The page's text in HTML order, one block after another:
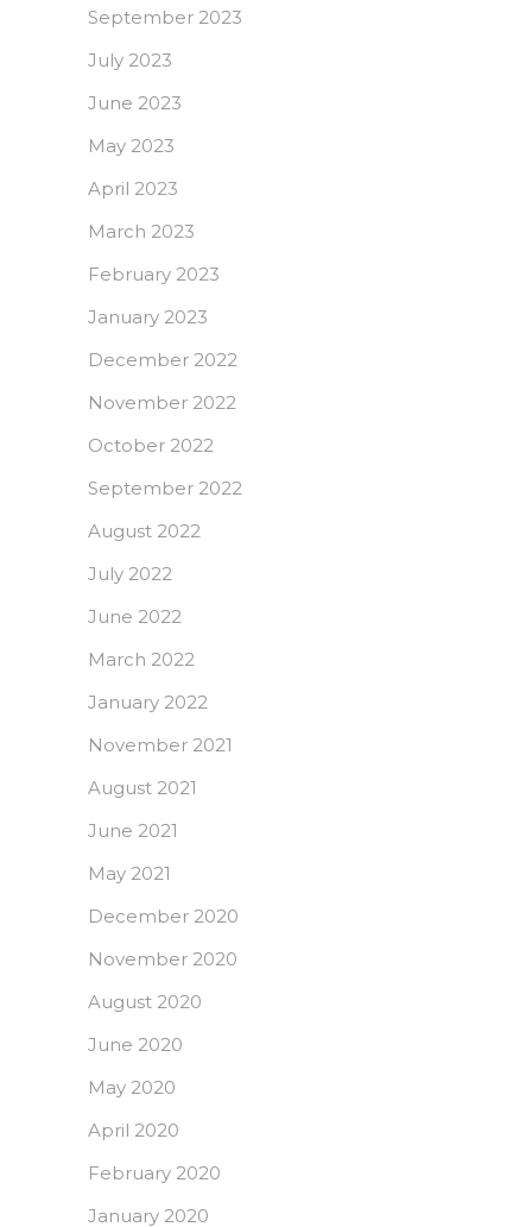
September 2023
July 2023
June 2023
May 2023
April 2023
March 2023
February 2023
January 2023
December 2022
November 2022
October 2022
September 2022
August 2022
July 2022
June 2022
March 2022
January 2022
November 2021
August 2021
June 2021
May 2021
December 2020
November 2020
August 2020
June 2020
May 2020
April 2020
February 2020
January 2020